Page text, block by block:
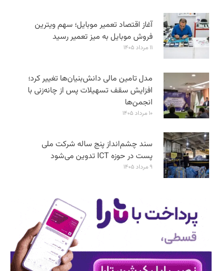
آغاز اقتصاد تعمیر موبایل؛ سهم ویترین
فروش موبایل به میز تعمیر رسید
۱۱ مرداد ۱۴۰۵
مدل تامین مالی دانش‌بنیان‌ها تغییر کرد؛
افزایش سقف تسهیلات پس از چانه‌زنی با
انجمن‌ها
۱۰ مرداد ۱۴۰۵
سند چشم‌انداز پنج ساله شرکت ملی
پست در حوزه ICT تدوین می‌شود
۹ مرداد ۱۴۰۵